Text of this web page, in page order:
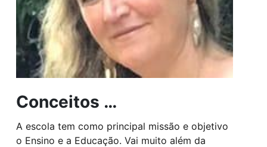
Conceitos …
A escola tem como principal missão e objetivo
o Ensino e a Educação. Vai muito além da